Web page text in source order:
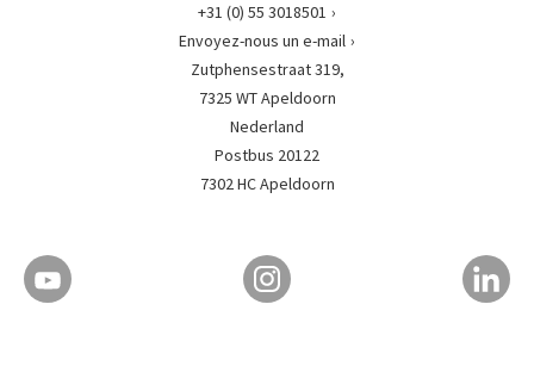
+31 (0) 55 3018501
Envoyez-nous un e-mail
Zutphensestraat 319,
7325 WT Apeldoorn
Nederland
Postbus 20122
7302 HC Apeldoorn